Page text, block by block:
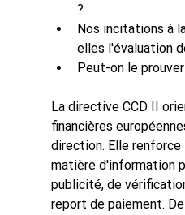
?
Nos incitations à
elles l'évaluation
Peut-on le
La directive CCD II
financières
direction. Elle renforce
matière d'information
publicité, de
report de paiement.